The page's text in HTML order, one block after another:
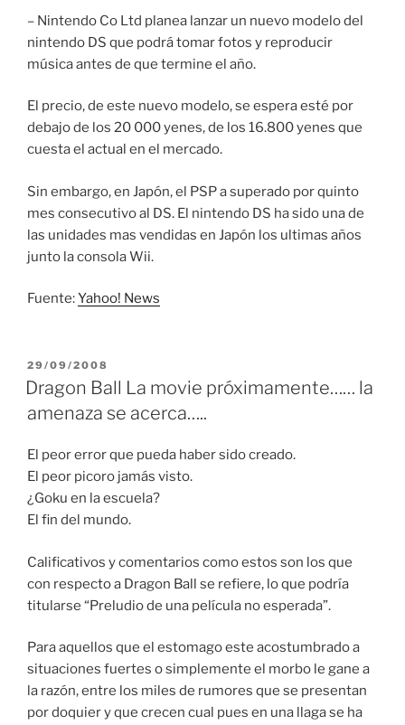
– Nintendo Co Ltd planea lanzar un nuevo modelo del
nintendo DS que podrá tomar fotos y reproducir
música antes de que termine el año.
El precio, de este nuevo modelo, se espera esté por
debajo de los 20 000 yenes, de los 16.800 yenes que
cuesta el actual en el mercado.
Sin embargo, en Japón, el PSP a superado por quinto
mes consecutivo al DS. El nintendo DS ha sido una de
las unidades mas vendidas en Japón los ultimas años
junto la consola Wii.
Fuente:Yahoo! News
PUBLICADO
EL
29/09/2008
Dragon Ball La movie próximamente…… la
amenaza se acerca…..
El peor error que pueda haber sido creado.
El peor picoro jamás visto.
¿Goku en la escuela?
El fin del mundo.
Calificativos y comentarios como estos son los que
con respecto a Dragon Ball se refiere, lo que podría
titularse “Preludio de una película no esperada”.
Para aquellos que el estomago este acostumbrado a
situaciones fuertes o simplemente el morbo le gane a
la razón, entre los miles de rumores que se presentan
por doquier y que crecen cual pues en una llaga se ha